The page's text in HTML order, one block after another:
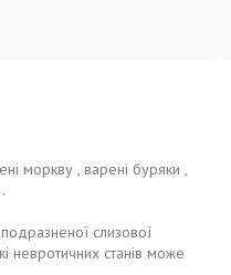
моркву , варені буряки ,
слизової
невротичних станів може